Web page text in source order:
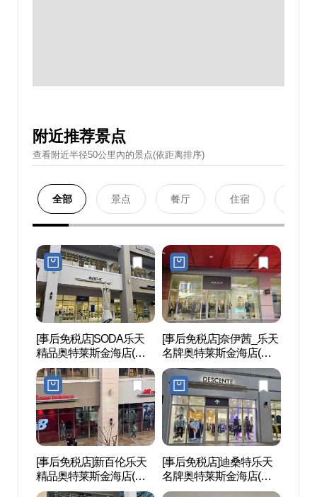
附近推荐景点
查看附近半径50公里內的景点(依距离排序)
全部 景点 餐厅 住宿
[事后免税店]SODA乐天
精品奥特莱斯金海店(소
다 롯데프리미엄아울렛
김해점)
[事后免税店]奈伊茜_乐天
名牌奥特莱斯金海店(나
이스클랍 롯데프리미엄
아울렛 김해점)
[事后免税店]新百伦乐天
精品奥特莱斯金海店(뉴
발란스 롯데프리미엄아
[事后免税店]迪桑特乐天
名牌奥特莱斯金海店(데
상트 롯데프리미엄아울